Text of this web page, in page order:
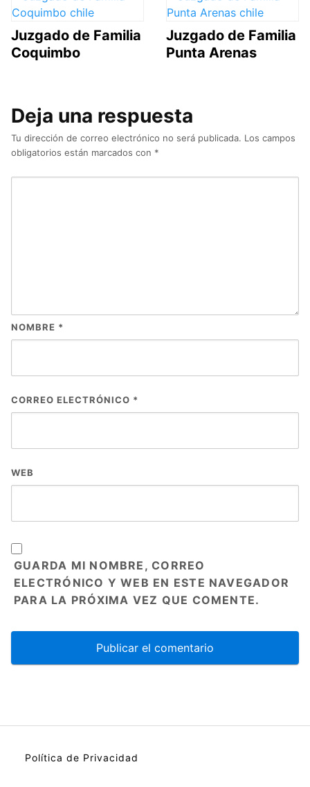
Juzgado de Familia
Coquimbo
Juzgado de Familia
Punta Arenas
Deja una respuesta
Tu dirección de correo electrónico no será publicada. Los campos
obligatorios están marcados con *
NOMBRE *
CORREO ELECTRÓNICO *
WEB
GUARDA MI NOMBRE, CORREO
ELECTRÓNICO Y WEB EN ESTE NAVEGADOR
PARA LA PRÓXIMA VEZ QUE COMENTE.
Política de Privacidad